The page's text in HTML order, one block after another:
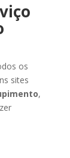
os
sites
,